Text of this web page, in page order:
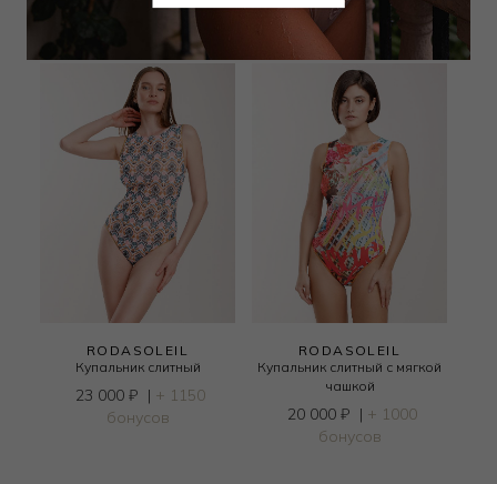
RODASOLEIL
Купальник слитный
23 000 ₽ | + 1150
бонусов
RODASOLEIL
Купальник слитный с мягкой
чашкой
20 000 ₽ | + 1000
бонусов